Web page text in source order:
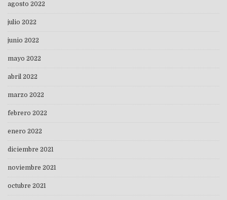
agosto 2022
julio 2022
junio 2022
mayo 2022
abril 2022
marzo 2022
febrero 2022
enero 2022
diciembre 2021
noviembre 2021
octubre 2021